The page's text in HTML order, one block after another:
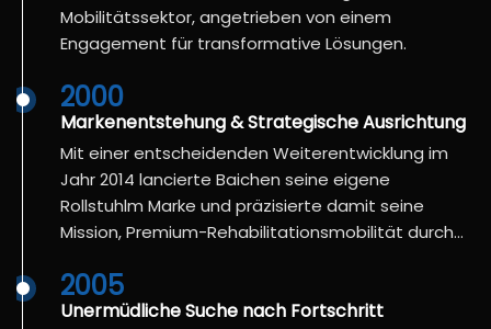
Mobilitätssektor, angetrieben von einem
Engagement für transformative Lösungen.
2000
Markenentstehung & Strategische Ausrichtung
Mit einer entscheidenden Weiterentwicklung im
Jahr 2014 lancierte Baichen seine eigene
Rollstuhlm Marke und präzisierte damit seine
Mission, Premium-Rehabilitationsmobilität durch
2005
Unermüdliche Suche nach Fortschritt